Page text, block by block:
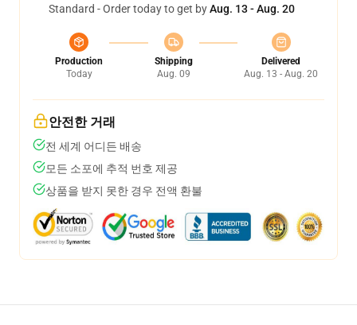
Standard - Order today to get byAug. 13 - Aug. 20
Production
Today
Shipping
Aug. 09
Delivered
Aug. 13 - Aug. 20
안전한 거래
전 세계 어디든 배송
모든 소포에 추적 번호 제공
상품을 받지 못한 경우 전액 환불